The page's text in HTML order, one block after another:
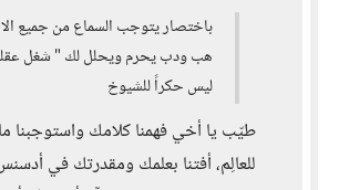
باختصار يتوجب السماع من جميع
هب ودب يحرم ويحلل لك " شغل
ليس حكراً للشيوخ
طيّب يا أخي فهمنا كلامك واستوجبنا
للعالِم، أفتنا بعلمك ومقدرتك في